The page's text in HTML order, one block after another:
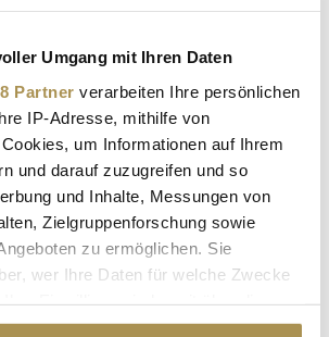
Umgang mit Ihren Daten
Partner verarbeiten Ihre persönlichen
IP-Adresse, mithilfe von
um Informationen auf Ihrem
und darauf zuzugreifen und so
und Inhalte, Messungen von
Zielgruppenforschung sowie
zu ermöglichen. Sie
wer Ihre Daten für welche Zwecke
oder durch Klicken auf das Privacy